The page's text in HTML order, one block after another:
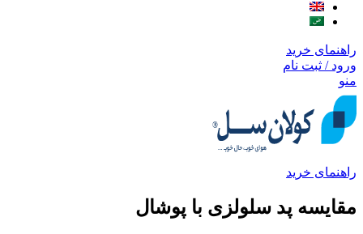
راهنمای خرید
ورود / ثبت نام
منو
راهنمای خرید
مقایسه پد سلولزی با پوشال